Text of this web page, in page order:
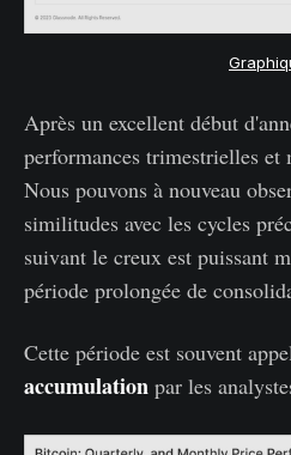
Après un excellent début
performances trimestrielles et
Nous pouvons à nouveau
similitudes avec les cycles
suivant le creux est puissant
période prolongée de
Cette période est souvent
accumulation par les